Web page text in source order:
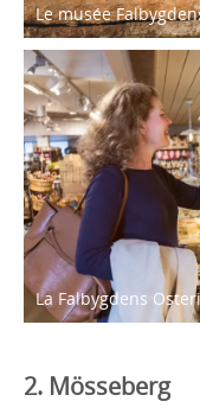
Le musée
La Falbygdens
2. Mösseberg